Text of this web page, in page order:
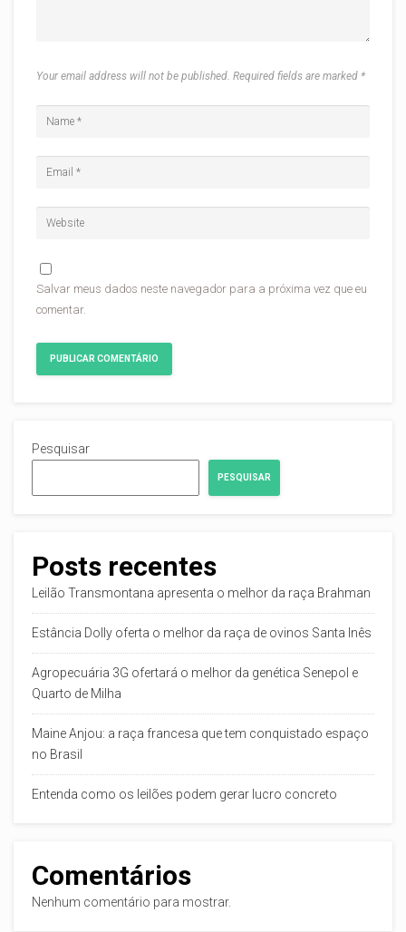
Your email address will not be published. Required fields are marked *
Salvar meus dados neste navegador para a próxima vez que eu
comentar.
Pesquisar
PESQUISAR
Posts recentes
Leilão Transmontana apresenta o melhor da raça Brahman
Estância Dolly oferta o melhor da raça de ovinos Santa Inês
Agropecuária 3G ofertará o melhor da genética Senepol e
Quarto de Milha
Maine Anjou: a raça francesa que tem conquistado espaço
no Brasil
Entenda como os leilões podem gerar lucro concreto
Comentários
Nenhum comentário para mostrar.